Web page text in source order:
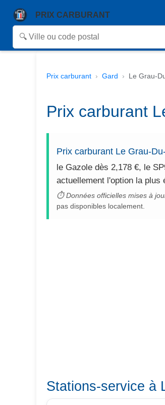
PRIX CARBURANT
Prix carburant Gard Le Grau-
Prix carburant
Prix carburant Le Grau-
le Gazole dès 2,178 €, le
actuellement l'option la plus
⏱ Données officielles mises à
pas disponibles localement.
Stations-service à